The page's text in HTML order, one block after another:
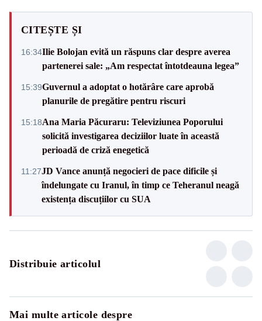
CITEȘTE ȘI
16:34Ilie Bolojan evită un răspuns clar despre averea
partenerei sale: „Am respectat întotdeauna legea”
15:39Guvernul a adoptat o hotărâre care aprobă
planurile de pregătire pentru riscuri
15:18Ana Maria Păcuraru: Televiziunea Poporului
solicită investigarea deciziilor luate în această
perioadă de criză enegetică
11:27JD Vance anunță negocieri de pace dificile și
îndelungate cu Iranul, în timp ce Teheranul neagă
existența discuțiilor cu SUA
Distribuie articolul
Mai multe articole despre